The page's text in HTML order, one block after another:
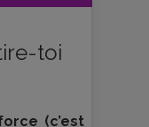
toi
(c’est